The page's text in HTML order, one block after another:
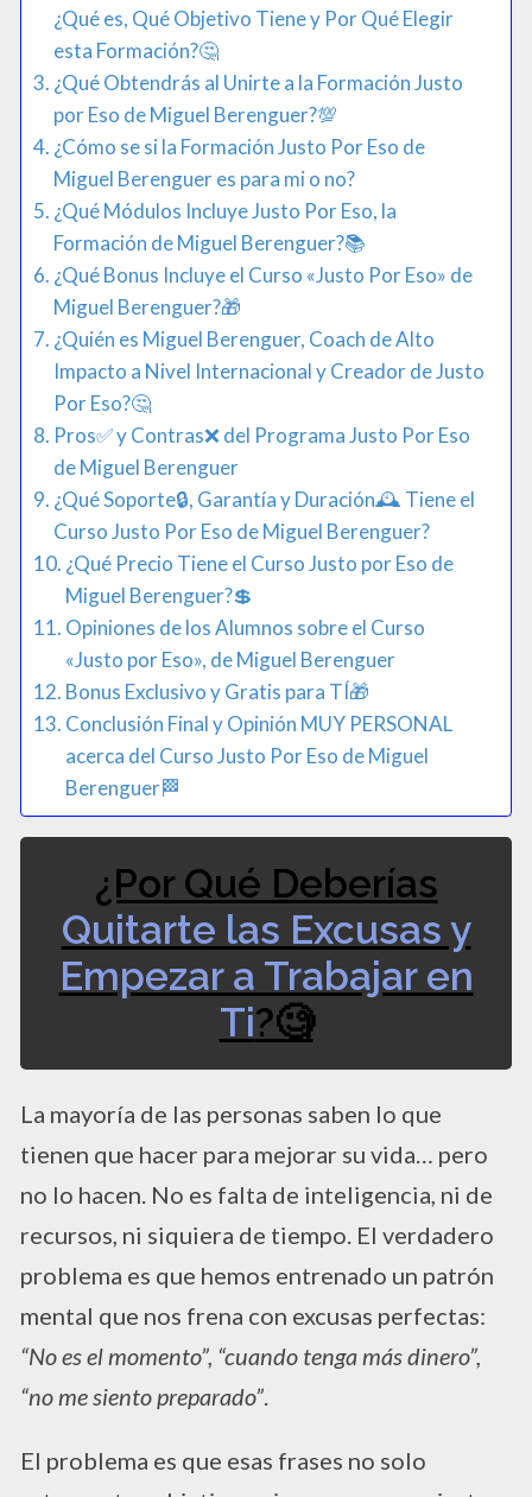
¿Qué es, Qué Objetivo Tiene y Por Qué Elegir
esta Formación?🤔
¿Qué Obtendrás al Unirte a la Formación Justo
por Eso de Miguel Berenguer?💯
¿Cómo se si la Formación Justo Por Eso de
Miguel Berenguer es para mi o no?
¿Qué Módulos Incluye Justo Por Eso, la
Formación de Miguel Berenguer?📚​
¿Qué Bonus Incluye el Curso «Justo Por Eso» de
Miguel Berenguer?​🎁​
¿Quién es Miguel Berenguer, Coach de Alto
Impacto a Nivel Internacional y Creador de Justo
Por Eso?🤔
Pros​✅ y Contras❌ del Programa Justo Por Eso
de Miguel Berenguer
¿Qué Soporte🔒, Garantía y Duración🕰️ Tiene el
Curso Justo Por Eso de Miguel Berenguer?
¿Qué Precio Tiene el Curso Justo por Eso de
Miguel Berenguer?💲
Opiniones de los Alumnos sobre el Curso
«Justo por Eso», de Miguel Berenguer
Bonus Exclusivo y Gratis para TÍ🎁​
Conclusión Final y Opinión MUY PERSONAL
acerca del Curso Justo Por Eso de Miguel
Berenguer🏁​
¿Por Qué Deberías
Quitarte las Excusas y
Empezar a Trabajar en
Ti?​​🧐
La mayoría de las personas saben lo que
tienen que hacer para mejorar su vida… pero
no lo hacen. No es falta de inteligencia, ni de
recursos, ni siquiera de tiempo. El verdadero
problema es que hemos entrenado un patrón
mental que nos frena con excusas perfectas:
“No es el momento”, “cuando tenga más dinero”,
“no me siento preparado”
El problema es que esas frases no solo